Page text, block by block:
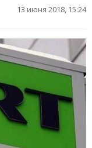
13 июня 2018, 15:24